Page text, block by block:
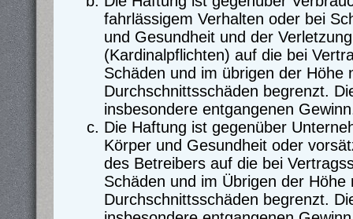
fahrlässigem Verhalten oder bei
und Gesundheit und der
(Kardinalpflichten) auf die bei
Schäden und im übrigen der Höhe
Durchschnittsschäden begrenzt.
insbesondere entgangenen
Die Haftung ist gegenüber
Körper und Gesundheit oder
des Betreibers auf die bei
Schäden und im Übrigen der
Durchschnittsschäden begrenzt.